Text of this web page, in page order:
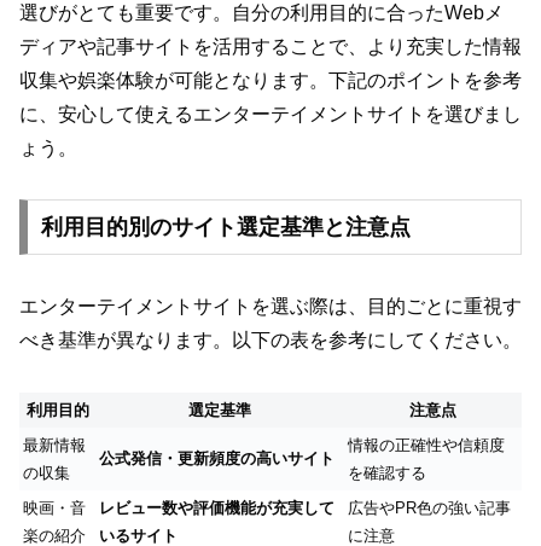
選びがとても重要です。自分の利用目的に合ったWebメ
ディアや記事サイトを活用することで、より充実した情報
収集や娯楽体験が可能となります。下記のポイントを参考
に、安心して使えるエンターテイメントサイトを選びまし
ょう。
利用目的別のサイト選定基準と注意点
エンターテイメントサイトを選ぶ際は、目的ごとに重視す
べき基準が異なります。以下の表を参考にしてください。
利用目的 選定基準
注意点
最新情報
の収集
公式発信・更新頻度の高いサイト
情報の正確性や信頼度
を確認する
映画・音
楽の紹介
レビュー数や評価機能が充実して
いるサイト
広告やPR色の強い記事
に注意